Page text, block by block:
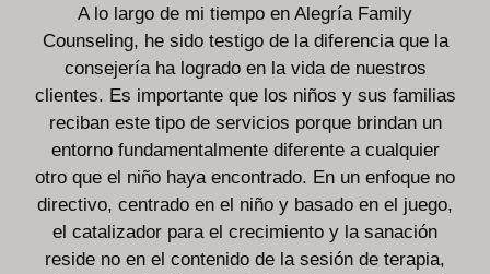
A lo largo de mi tiempo en Alegría Family
Counseling, he sido testigo de la diferencia que la
consejería ha logrado en la vida de nuestros
clientes. Es importante que los niños y sus familias
reciban este tipo de servicios porque brindan un
entorno fundamentalmente diferente a cualquier
otro que el niño haya encontrado. En un enfoque no
directivo, centrado en el niño y basado en el juego,
el catalizador para el crecimiento y la sanación
reside no en el contenido de la sesión de terapia,